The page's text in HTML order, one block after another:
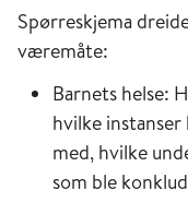
Spørreskjema
væremåte:
Barnets helse:
hvilke
med, hvilke
som ble